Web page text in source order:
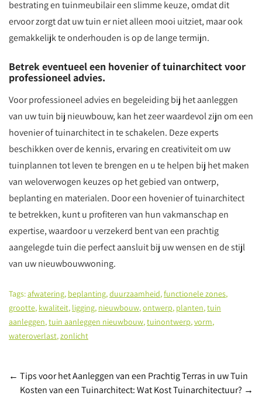
bestrating en tuinmeubilair een slimme keuze, omdat dit
ervoor zorgt dat uw tuin er niet alleen mooi uitziet, maar ook
gemakkelijk te onderhouden is op de lange termijn.
Betrek eventueel een hovenier of tuinarchitect voor
professioneel advies.
Voor professioneel advies en begeleiding bij het aanleggen
van uw tuin bij nieuwbouw, kan het zeer waardevol zijn om een
hovenier of tuinarchitect in te schakelen. Deze experts
beschikken over de kennis, ervaring en creativiteit om uw
tuinplannen tot leven te brengen en u te helpen bij het maken
van weloverwogen keuzes op het gebied van ontwerp,
beplanting en materialen. Door een hovenier of tuinarchitect
te betrekken, kunt u profiteren van hun vakmanschap en
expertise, waardoor u verzekerd bent van een prachtig
aangelegde tuin die perfect aansluit bij uw wensen en de stijl
van uw nieuwbouwwoning.
Tags:afwatering, beplanting,duurzaamheid,functionele zones,
grootte, kwaliteit, ligging, nieuwbouw,ontwerp, planten,tuin
aanleggen,tuin aanleggen nieuwbouw,tuinontwerp,vorm,
wateroverlast,zonlicht
Post
navigation
← Tips voor het Aanleggen van een Prachtig Terras in uw Tuin
Kosten van een Tuinarchitect: Wat Kost Tuinarchitectuur? →